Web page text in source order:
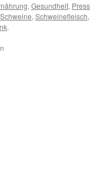
, Gesundheit,
Schweine, Schweinefleisch,
.